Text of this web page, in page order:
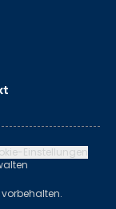
Einstellungen